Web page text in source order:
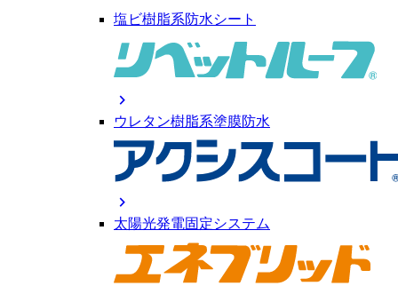
塩ビ樹脂系防水シート
chevron_right
ウレタン樹脂系塗膜防水
chevron_right
太陽光発電固定システム